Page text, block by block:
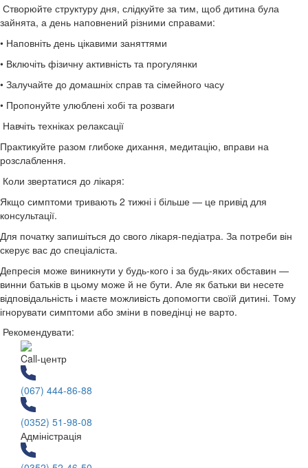
Створюйте структуру дня, слідкуйте за тим, щоб дитина була
зайнята, а день наповнений різними справами:
• Наповніть день цікавими заняттями
• Включіть фізичну активність та прогулянки
• Залучайте до домашніх справ та сімейного часу
• Пропонуйте улюблені хобі та розваги
Навчіть техніках релаксації
Практикуйте разом глибоке дихання, медитацію, вправи на
розслаблення.
Коли звертатися до лікаря:
Якщо симптоми тривають 2 тижні і більше — це привід для
консультації.
Для початку запишіться до свого лікаря-педіатра. За потреби він
скерує вас до спеціаліста.
Депресія може виникнути у будь-кого і за будь-яких обставин —
винни батьків в цьому може й не бути. Але як батьки ви несете
відповідальність і маєте можливість допомогти своїй дитині. Тому
ігнорувати симптоми або зміни в поведінці не варто.
Рекомендувати:
Call-центр
(067) 444-86-88
(0352) 51-98-08
Адміністрація